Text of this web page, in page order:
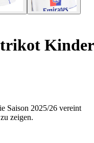
Kinder
Saison 2025/26 vereint
zeigen.